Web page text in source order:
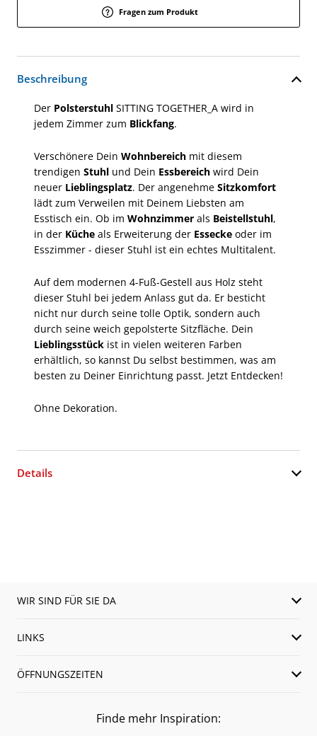
Fragen zum Produkt
Beschreibung
Der Polsterstuhl SITTING TOGETHER_A wird in
jedem Zimmer zum Blickfang.
Verschönere Dein Wohnbereich mit diesem
trendigen Stuhl und Dein Essbereich wird Dein
neuer Lieblingsplatz. Der angenehme Sitzkomfort
lädt zum Verweilen mit Deinem Liebsten am
Esstisch ein. Ob im Wohnzimmer als Beistellstuhl,
in der Küche als Erweiterung der Essecke oder im
Esszimmer - dieser Stuhl ist ein echtes Multitalent.
Auf dem modernen 4-Fuß-Gestell aus Holz steht
dieser Stuhl bei jedem Anlass gut da. Er besticht
nicht nur durch seine tolle Optik, sondern auch
durch seine weich gepolsterte Sitzfläche. Dein
Lieblingsstück ist in vielen weiteren Farben
erhältlich, so kannst Du selbst bestimmen, was am
besten zu Deiner Einrichtung passt. Jetzt Entdecken!
Ohne Dekoration.
Details
WIR SIND FÜR SIE DA
LINKS
ÖFFNUNGSZEITEN
Finde mehr Inspiration: